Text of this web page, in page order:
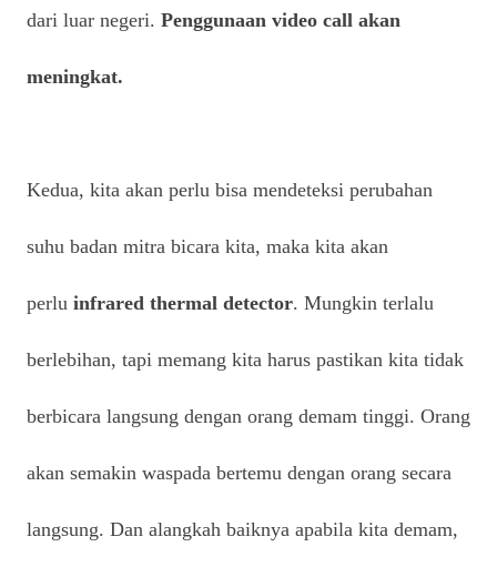
dari luar negeri. Penggunaan video call akan
meningkat.
Kedua, kita akan perlu bisa mendeteksi perubahan
suhu badan mitra bicara kita, maka kita akan
perlu infrared thermal detector. Mungkin terlalu
berlebihan, tapi memang kita harus pastikan kita tidak
berbicara langsung dengan orang demam tinggi. Orang
akan semakin waspada bertemu dengan orang secara
langsung. Dan alangkah baiknya apabila kita demam,